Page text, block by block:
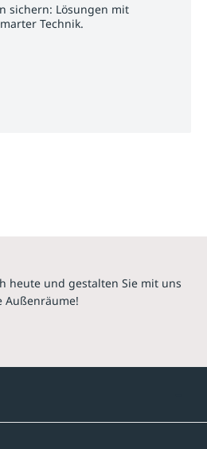
sichern: Lösungen mit
Technik.
heute und gestalten Sie mit uns
Außenräume!